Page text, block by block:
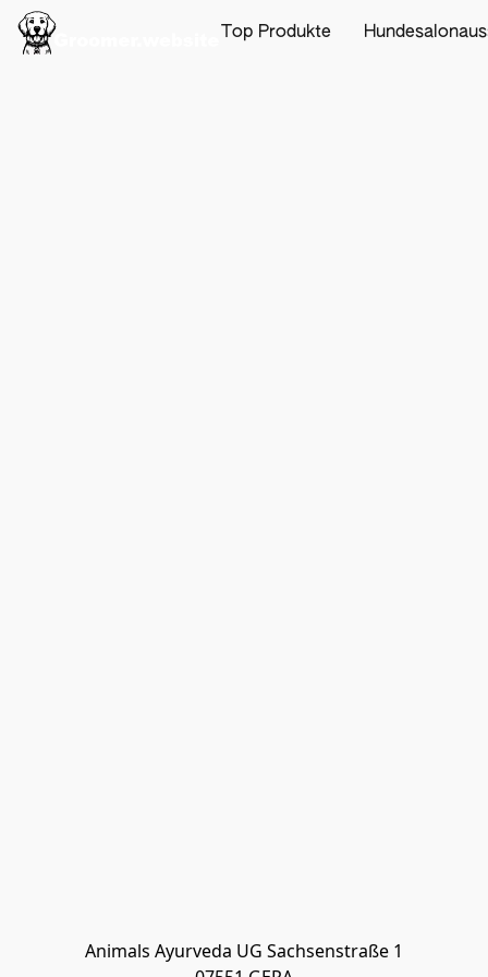
Top Produkte
Animals Ayurveda UG Sachsenstraße 1